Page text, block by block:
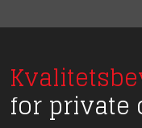
for private